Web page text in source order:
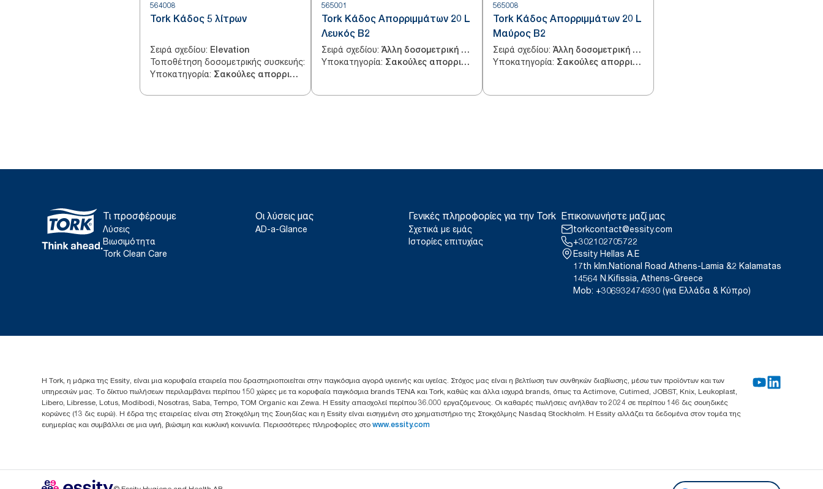
564008
Tork Κάδος 5 λίτρων
Σειρά σχεδίου: Elevation
Τοποθέτηση δοσομετρικής συσκευής: Τοίχος
Υποκατηγορία: Σακούλες απορριμμάτων
565001
Tork Κάδος Απορριμμάτων 20 L
Λευκός B2
Σειρά σχεδίου: Άλλη δοσομετρική συσκευή
Υποκατηγορία: Σακούλες απορριμμάτων
565008
Tork Κάδος Απορριμμάτων 20 L
Μαύρος B2
Σειρά σχεδίου: Άλλη δοσομετρική συσκευή
Υποκατηγορία: Σακούλες απορριμμάτων
Τι προσφέρουμε
Λύσεις
Βιωσιμότητα
Tork Clean Care
Οι λύσεις μας
AD-a-Glance
Γενικές πληροφορίες για την Tork
Σχετικά με εμάς
Ιστορίες επιτυχίας
Επικοινωνήστε μαζί μας
torkcontact@essity.com
+302102705722
Essity Hellas A.E
17th klm.National Road Athens-Lamia &2 Kalamatas
14564 N.Kifissia, Athens-Greece
Mob: +306932474930 (για Ελλάδα & Κύπρο)
Η Tork, η μάρκα της Essity, είναι μια κορυφαία εταιρεία που δραστηριοποιείται στην παγκόσμια αγορά υγιεινής και υγείας. Στόχος μας είναι η βελτίωση των συνθηκών διαβίωσης, μέσω των προϊόντων και των
υπηρεσιών μας. Το δίκτυο πωλήσεων περιλαμβάνει περίπου 150 χώρες με τα κορυφαία παγκόσμια brands TENA και Tork, καθώς και άλλα ισχυρά brands, όπως τα Actimove, Cutimed, JOBST, Knix, Leukoplast,
Libero, Libresse, Lotus, Modibodi, Nosotras, Saba, Tempo, TOM Organic και Zewa. Η Essity απασχολεί περίπου 36.000 εργαζόμενους. Οι καθαρές πωλήσεις ανήλθαν το 2024 σε περίπου 146 δις σουηδικές
κορώνες (13 δις ευρώ). Η έδρα της εταιρείας είναι στη Στοκχόλμη της Σουηδίας και η Essity είναι εισηγμένη στο χρηματιστήριο της Στοκχόλμης Nasdaq Stockholm. Η Essity αλλάζει τα δεδομένα στον τομέα της
ευημερίας και συμβάλλει σε μια υγιή, βιώσιμη και κυκλική κοινωνία. Περισσότερες πληροφορίες στο www.essity.com